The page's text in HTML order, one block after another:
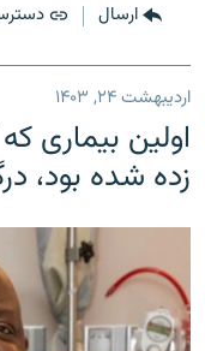
ارسال
اردیبهشت ۲۴, ۱۴۰۳
اولین بیماری
زده شده بود،